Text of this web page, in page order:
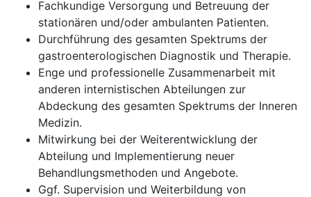
Fachkundige Versorgung und Betreuung der
stationären und/oder ambulanten Patienten.
Durchführung des gesamten Spektrums der
gastroenterologischen Diagnostik und Therapie.
Enge und professionelle Zusammenarbeit mit
anderen internistischen Abteilungen zur
Abdeckung des gesamten Spektrums der Inneren
Medizin.
Mitwirkung bei der Weiterentwicklung der
Abteilung und Implementierung neuer
Behandlungsmethoden und Angebote.
Ggf. Supervision und Weiterbildung von